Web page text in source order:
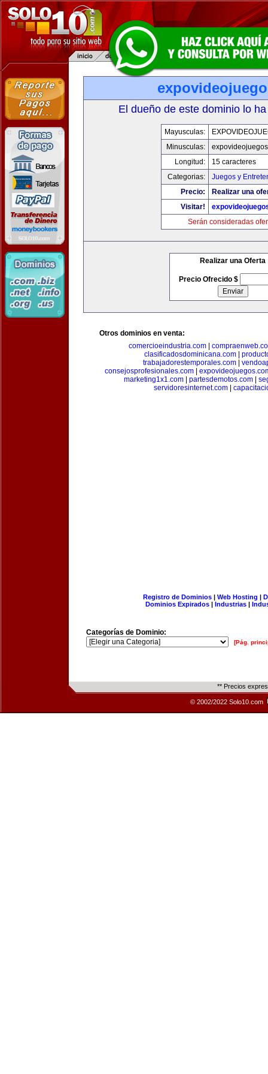
El dueño de este dominio lo
Mayusculas:
Minusculas:
Longitud:
15 caracteres
Categorias:
Juegos y
Precio:
Realizar una
Visitar!
Serán consideradas
Realizar una Oferta
Precio Ofrecido $
Otros dominios en venta:
comercioeindustria.com|
clasificadosdominicana.com
trabajadorestemporales.com
consejosprofesionales.com|
marketing1x1.com| partesdemotos.com|
servidoresinternet.com
Registro de Dominios| Web Hosting |
Dominios Expirados | Industrias |
Categorías de Dominio:
[Pág.
** Precios
© 2002/2022 Solo10.com